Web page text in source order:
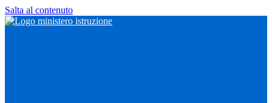
Salta al contenuto